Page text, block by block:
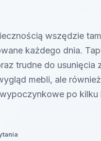
wszędzie
każdego dnia.
trudne do usunięcia
mebli, ale
po kilku